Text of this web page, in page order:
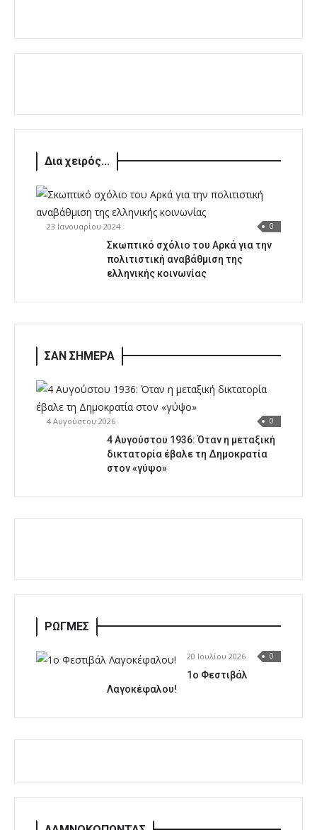
Δια χειρός...
23 Ιανουαρίου 2024 0
Σκωπτικό σχόλιο του Αρκά για την
πολιτιστική αναβάθμιση της
ελληνικής κοινωνίας
ΣΑΝ ΣΗΜΕΡΑ
4 Αυγούστου 2026 0
4 Αυγούστου 1936: Όταν η μεταξική
δικτατορία έβαλε τη Δημοκρατία
στον «γύψο»
ΡΩΓΜΕΣ
20 Ιουλίου 2026 0
1o Φεστιβάλ
Λαγοκέφαλου!